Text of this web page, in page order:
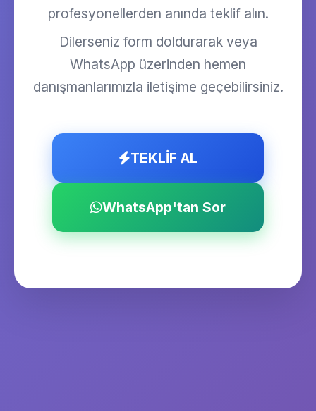
profesyonellerden anında teklif alın.
Dilerseniz form doldurarak veya
WhatsApp üzerinden hemen
danışmanlarımızla iletişime geçebilirsiniz.
TEKLİF AL
WhatsApp'tan Sor